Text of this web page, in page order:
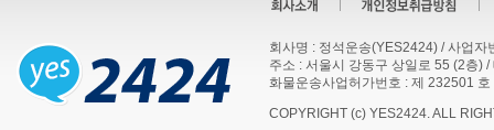
회사명 : 정석운송(YES2424) / 사업
주소 : 서울시 강동구 상일로 55 (2층)
화물운송사업허가번호 : 제 232501 호
COPYRIGHT (c) YES2424. ALL